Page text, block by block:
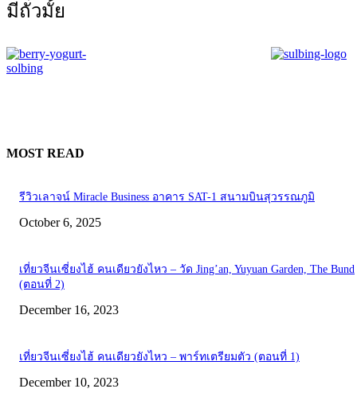
มีถั่วมั้ย
MOST READ
รีวิวเลาจน์ Miracle Business อาคาร SAT-1 สนามบินสุวรรณภูมิ
October 6, 2025
เที่ยวจีนเซี่ยงไฮ้ คนเดียวยังไหว – วัด Jing’an, Yuyuan Garden, The Bund
(ตอนที่ 2)
December 16, 2023
เที่ยวจีนเซี่ยงไฮ้ คนเดียวยังไหว – พาร์ทเตรียมตัว (ตอนที่ 1)
December 10, 2023